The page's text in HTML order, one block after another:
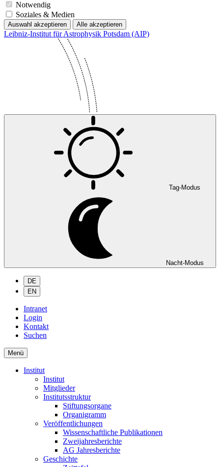
Notwendig
Soziales & Medien
Auswahl akzeptieren Alle akzeptieren
Leibniz-Institut für Astrophysik Potsdam (AIP)
Tag-Modus
Nacht-Modus
DE
EN
Intranet
Login
Kontakt
Suchen
Menü
Institut
Institut
Mitglieder
Institutsstruktur
Stiftungsorgane
Organigramm
Veröffentlichungen
Wissenschaftliche Publikationen
Zweijahresberichte
AG Jahresberichte
Geschichte